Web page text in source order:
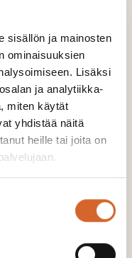
sisällön ja mainosten
ominaisuuksien
Lisäksi
ja analytiikka-
miten käytät
yhdistää näitä
heille tai joita on